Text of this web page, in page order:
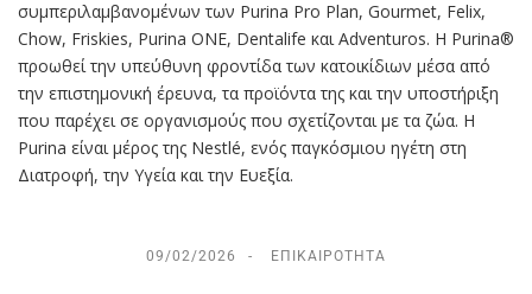
συμπεριλαμβανομένων των Purina Pro Plan, Gourmet, Felix,
Chow, Friskies, Purina ONE, Dentalife και Adventuros. Η Purina®
προωθεί την υπεύθυνη φροντίδα των κατοικίδιων μέσα από
την επιστημονική έρευνα, τα προϊόντα της και την υποστήριξη
που παρέχει σε οργανισμούς που σχετίζονται με τα ζώα. Η
Purina είναι μέρος της Nestlé, ενός παγκόσμιου ηγέτη στη
Διατροφή, την Υγεία και την Ευεξία.
09/02/2026 ΕΠΙΚΑΙΡΌΤΗΤΑ